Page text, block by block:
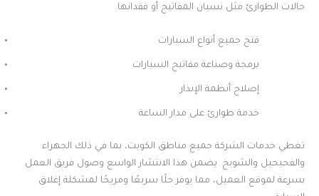
حالات الطوارئ مثل نسيان المفاتيح أو فقدانها.
فتح جميع أنواع السيارات
برمجة وصناعة مفاتيح السيارات
إصلاح أنظمة الإنذار
خدمة طوارئ على مدار الساعة
تغطي خدمات الشركة جميع مناطق الكويت، بما في ذلك الجهراء
والفحيحيل والشويخ. يضمن هذا الانتشار الواسع وصول فريق العمل
بسرعة لموقع العميل، مما يوفر حلًا سريعًا ومريحًا لمشكلة إغلاق